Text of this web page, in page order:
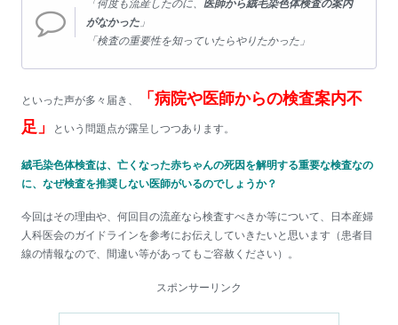
「何度も流産したのに、 医師から絨毛染色体検査の案内
がなかった 」
「検査の重要性を知っていたらやりたかった」
といった声が多々届き、
「病院や医師からの検査案内不
足」
という問題点が露呈しつつあります。
絨毛染色体検査は、亡くなった赤ちゃんの死因を解明する重要な検査なの
に、なぜ検査を推奨しない医師がいるのでしょうか？
今回はその理由や、何回目の流産なら検査すべきか等について、日本産婦
人科医会のガイドラインを参考にお伝えしていきたいと思います（患者目
線の情報なので、間違い等があってもご容赦ください）。
スポンサーリンク